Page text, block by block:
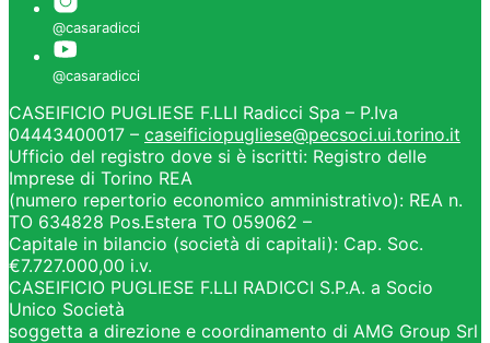
CASEIFICIO PUGLIESE F.LLI Radicci Spa – P.Iva
04443400017 – caseificiopugliese@pecsoci.ui.torino.it
Ufficio del registro dove si è iscritti: Registro delle
Imprese di Torino REA
(numero repertorio economico amministrativo): REA n.
TO 634828 Pos.Estera TO 059062 –
Capitale in bilancio (società di capitali): Cap. Soc.
€7.727.000,00 i.v.
CASEIFICIO PUGLIESE F.LLI RADICCI S.P.A. a Socio
Unico Società
soggetta a direzione e coordinamento di AMG Group Srl